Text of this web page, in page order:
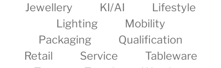
Jewellery
KI/AI
Lifestyle
Lighting
Mobility
Packaging
Qualification
Retail
Service
Tableware